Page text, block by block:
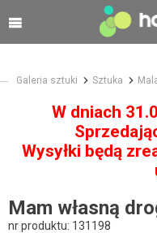
Galeria sztuki Sztuka
W dniach
Wysyłki będą
Mam własną
nr produktu: 131198